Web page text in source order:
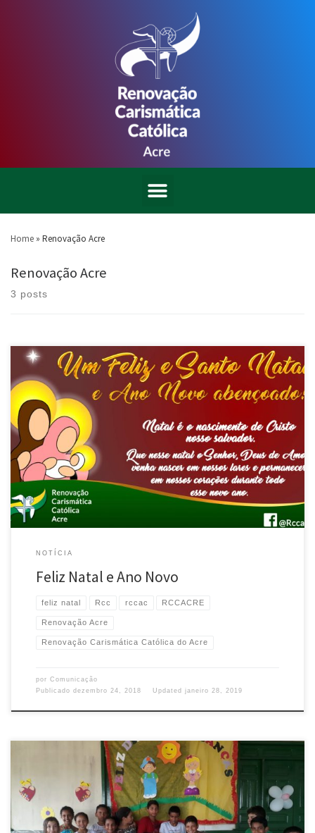
Home » Renovação Acre
Renovação Acre
3 posts
A Renovação Carismática Católica vem neste dia te desejar boas festas.
Lembre-se sempre que o homenageado é Jesus, fonte de todo amor. Que, a
exemplo da Virgem Santíssima, possamos dizer sim a Deus para que todo
nosso coração, nossa casa, nossa família, nosso viver seja para o Senhor
Jesus. Que […]
NOTÍCIA
Feliz Natal e Ano Novo
feliz natal Rcc rccac RCCACRE
Renovação Acre
Renovação Carismática Católica do Acre
por Comunicação
Publicado dezembro 24, 2018 Updated janeiro 28, 2019